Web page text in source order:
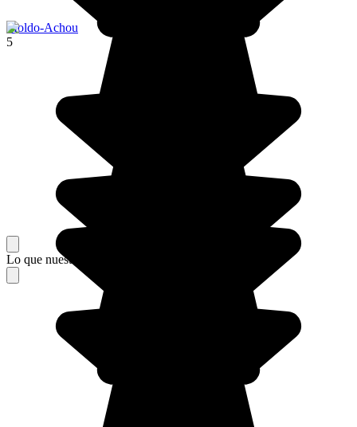
Moldo-Achou
5
Lo que nuestros viajeros piensan de su estancia